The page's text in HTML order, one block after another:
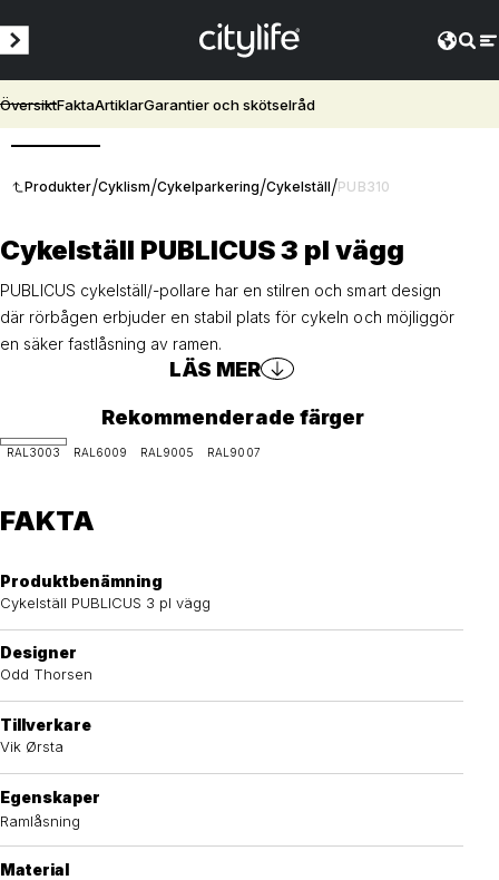
ÖversiktFaktaArtiklarGarantier och skötselråd
Produkter/Cyklism/Cykelparkering/Cykelställ/PUB310
Cykelställ PUBLICUS 3 pl vägg
PUBLICUS cykelställ/-pollare har en stilren och smart design
där rörbågen erbjuder en stabil plats för cykeln och möjliggör
en säker fastlåsning av ramen.
LÄS MER
Rekommenderade färger
RAL3003 RAL6009 RAL9005 RAL9007
FAKTA
Produktbenämning
Cykelställ PUBLICUS 3 pl vägg
Designer
Odd Thorsen
Tillverkare
Vik Ørsta
Egenskaper
Ramlåsning
Material